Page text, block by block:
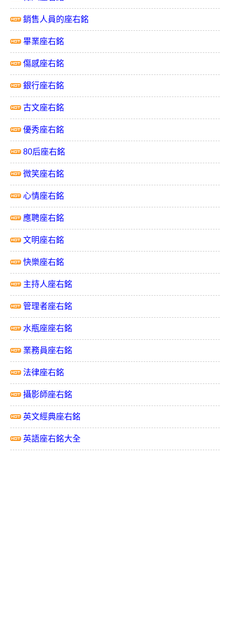
銷售人員的座右銘
畢業座右銘
傷感座右銘
銀行座右銘
古文座右銘
優秀座右銘
80后座右銘
微笑座右銘
心情座右銘
應聘座右銘
文明座右銘
快樂座右銘
主持人座右銘
管理者座右銘
水瓶座座右銘
業務員座右銘
法律座右銘
攝影師座右銘
英文經典座右銘
英語座右銘大全